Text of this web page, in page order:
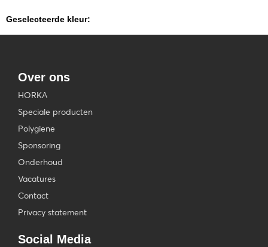
Geselecteerde kleur:
Over ons
HORKA
Speciale producten
Polygiene
Sponsoring
Onderhoud
Vacatures
Contact
Privacy statement
Social Media